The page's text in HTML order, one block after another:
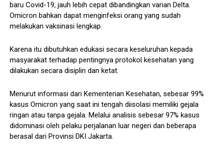
baru Covid-19, jauh lebih cepat dibandingkan varian Delta.
Omicron bahkan dapat menginfeksi orang yang sudah
melakukan vaksinasi lengkap.
Karena itu dibutuhkan edukasi secara keseluruhan kepada
masyarakat terhadap pentingnya protokol kesehatan yang
dilakukan secara disiplin dan ketat.
Menurut informasi dari Kementerian Kesehatan, sebesar 99%
kasus Omicron yang saat ini tengah diisolasi memiliki gejala
ringan atau tanpa gejala. Melalui analisis sebesar 97% kasus
didominasi oleh pelaku perjalanan luar negeri dan beberapa
berasal dari Provinsi DKI Jakarta.